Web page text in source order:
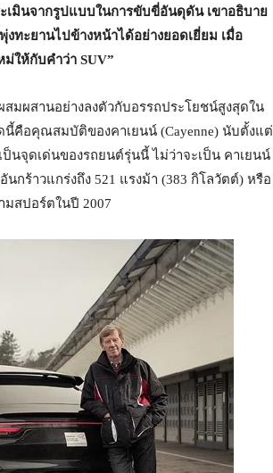
เมินจากรูปแบบในการขับขี่อันดุดัน เขาอธิบาย
ทะยานไปข้างหน้าได้อย่างยอดเยี่ยม เมื่อ
ให้กับคำว่า SUV”
มผสานอย่างลงตัวกับอรรถประโยชน์สูงสุดใน
นี้คือคุณสมบัติของคาเยนน์ (Cayenne) นับตั้งแต่
นจุดเด่นของรถยนต์รุ่นนี้ ไม่ว่าจะเป็น คาเยนน์
นกร้าวแกร่งถึง 521 แรงม้า (383 กิโลวัตต์) หรือ
มสปอร์ตในปี 2007